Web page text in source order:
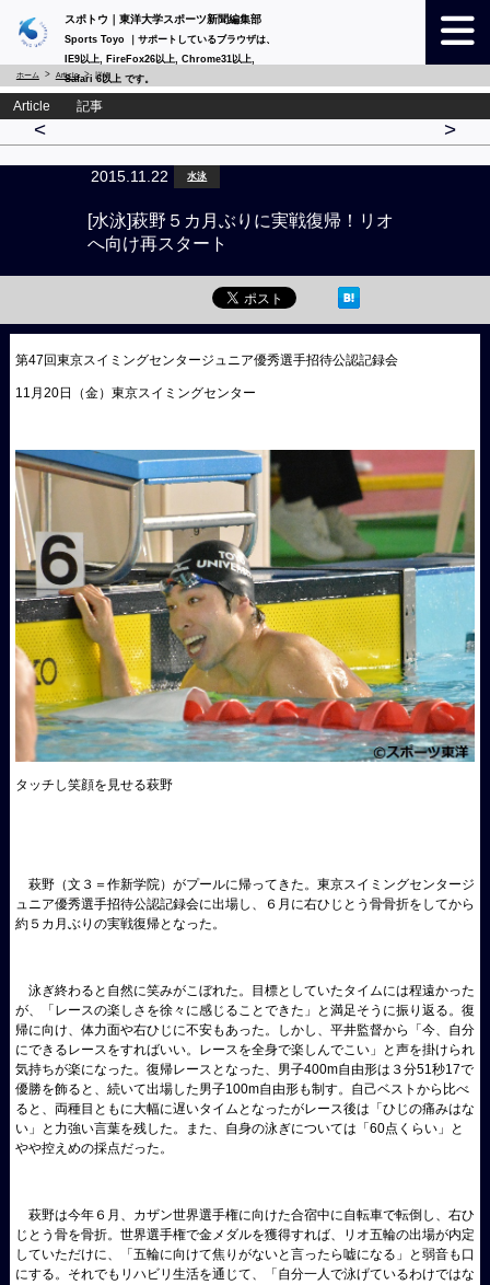
スポトウ｜東洋大学スポーツ新聞編集部
Sports Toyo ｜サポートしているブラウザは、
IE9以上, FireFox26以上, Chrome31以上,
Safari 6以上 です。
ホーム Article 詳細
Article 記事
< >
2015.11.22 水泳
[水泳]萩野５カ月ぶりに実戦復帰！リオ
へ向け再スタート
第47回東京スイミングセンタージュニア優秀選手招待公認記録会
11月20日（金）東京スイミングセンター
タッチし笑顔を見せる萩野
萩野（文３＝作新学院）がプールに帰ってきた。東京スイミングセンタージ
ュニア優秀選手招待公認記録会に出場し、６月に右ひじとう骨骨折をしてから
約５カ月ぶりの実戦復帰となった。
泳ぎ終わると自然に笑みがこぼれた。目標としていたタイムには程遠かった
が、「レースの楽しさを徐々に感じることできた」と満足そうに振り返る。復
帰に向け、体力面や右ひじに不安もあった。しかし、平井監督から「今、自分
にできるレースをすればいい。レースを全身で楽しんでこい」と声を掛けられ
気持ちが楽になった。復帰レースとなった、男子400m自由形は３分51秒17で
優勝を飾ると、続いて出場した男子100m自由形も制す。自己ベストから比べ
ると、両種目ともに大幅に遅いタイムとなったがレース後は「ひじの痛みはな
い」と力強い言葉を残した。また、自身の泳ぎについては「60点くらい」と
やや控えめの採点だった。
萩野は今年６月、カザン世界選手権に向けた合宿中に自転車で転倒し、右ひ
じとう骨を骨折。世界選手権で金メダルを獲得すれば、リオ五輪の出場が内定
していただけに、「五輪に向けて焦りがないと言ったら嘘になる」と弱音も口
にする。それでもリハビリ生活を通じて、「自分一人で泳げているわけではな